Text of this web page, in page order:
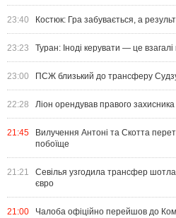
23:40 Костюк: Гра забувається, а
23:23 Туран: Іноді керувати — це
23:00 ПСЖ близький до трансферу
22:28 Ліон орендував правого
21:45
Вилучення Антоні та Скотта
побоїще
21:21
Севілья узгодила трансфер
євро
21:00 Чалоба офіційно перейшов до